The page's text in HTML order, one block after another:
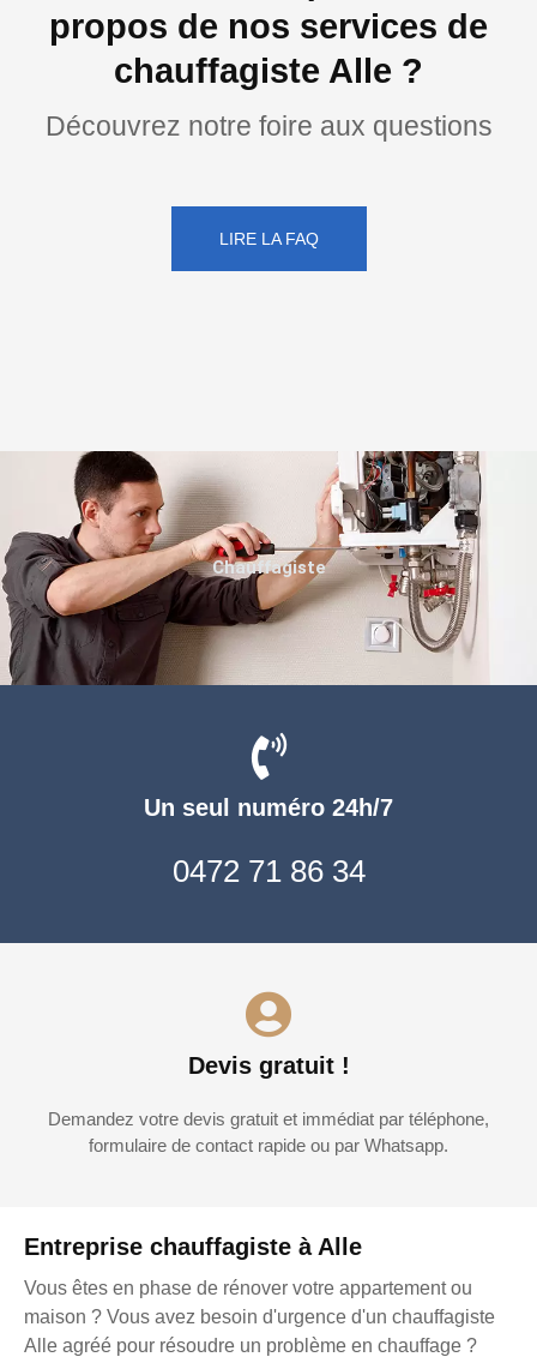
propos de nos services de
chauffagiste Alle ?
Découvrez notre foire aux questions
LIRE LA FAQ
Entreprise chauffagiste à Alle
Vous êtes en phase de rénover votre appartement ou
maison ? Vous avez besoin d'urgence d'un chauffagiste
Alle agréé pour résoudre un problème en chauffage ?
Un seul numéro 24h/7
0472 71 86 34
Devis gratuit !
Demandez votre devis gratuit et immédiat par téléphone,
formulaire de contact rapide ou par Whatsapp.
Chauffagiste